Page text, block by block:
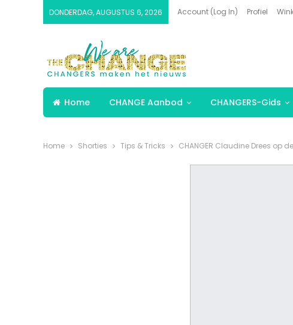
DONDERDAG, AUGUSTUS 6, 2026 Account (Log In) Profiel
Home CHANGE Aanbod CHANGERS-Gids
Home Shorties Tips & Tricks CHANGER Claudine Drees op